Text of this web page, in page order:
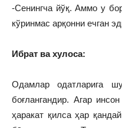
-Сенингча йўқ. Аммо у
кўринмас арқонни ечган
Ибрат ва хулоса:
Одамлар одатларига
боғлангандир. Агар
ҳаракат қилса ҳар